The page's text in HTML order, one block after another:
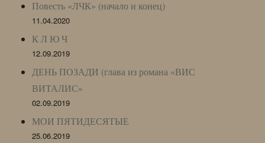
Повесть «ЛЧК» (начало и конец)
11.04.2020
К Л Ю Ч
12.09.2019
ДЕНЬ ПОЗАДИ (глава из романа «ВИС
ВИТАЛИС»
02.09.2019
МОИ ПЯТИДЕСЯТЫЕ
25.06.2019